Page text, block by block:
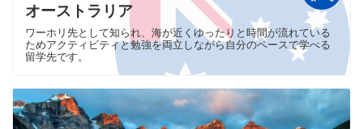
オーストラリア
ワーホリ先として知られ、海が近くゆったりと時間が流れている
ためアクティビティと勉強を両立しながら自分のペースで学べる
留学先です。